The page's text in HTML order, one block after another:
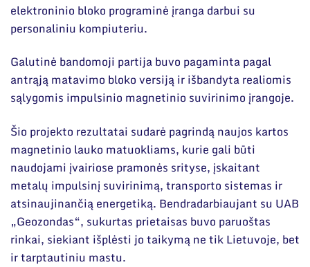
elektroninio bloko programinė įranga darbui su
personaliniu kompiuteriu.
Galutinė bandomoji partija buvo pagaminta pagal
antrąją matavimo bloko versiją ir išbandyta realiomis
sąlygomis impulsinio magnetinio suvirinimo įrangoje.
Šio projekto rezultatai sudarė pagrindą naujos kartos
magnetinio lauko matuokliams, kurie gali būti
naudojami įvairiose pramonės srityse, įskaitant
metalų impulsinį suvirinimą, transporto sistemas ir
atsinaujinančią energetiką. Bendradarbiaujant su UAB
„Geozondas“, sukurtas prietaisas buvo paruoštas
rinkai, siekiant išplėsti jo taikymą ne tik Lietuvoje, bet
ir tarptautiniu mastu.